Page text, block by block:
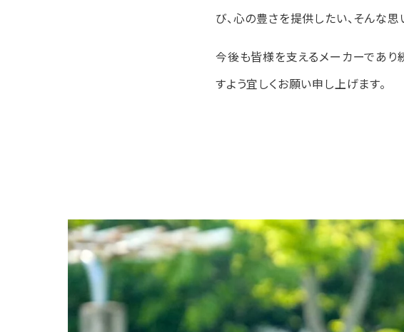
び、心の豊さを提供したい、そんな思
今後も皆様を支えるメーカーであり
すよう宜しくお願い申し上げます。